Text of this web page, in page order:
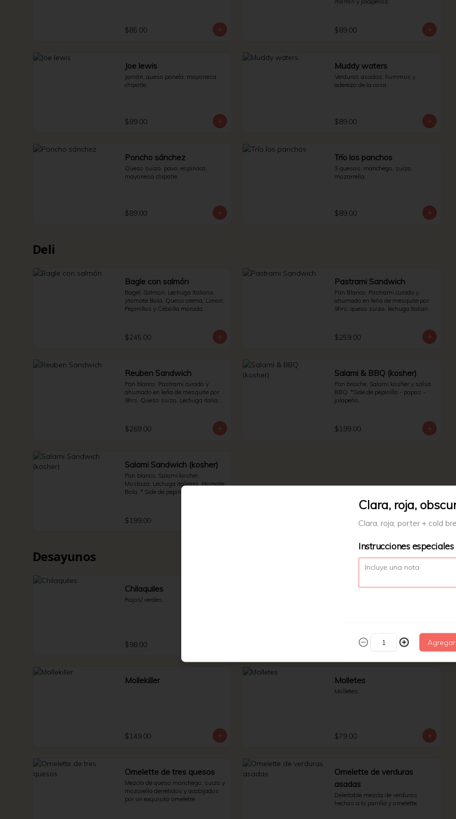
$85.00 $89.00
Joe lewis
Jamón, queso panela, mayonesa
chipotle.
$89.00
Muddy waters
Verduras asadas, hummus y
aderezo de la casa.
$89.00
Poncho sánchez
Queso suizo, pavo, espinaca,
mayonesa chipotle.
$89.00
Trío los panchos
3 quesos, manchego, suizo,
mozarrella.
$89.00
Deli
Bagle con salmón
Bagel, Salmon, Lechuga Italiana,
Jitomate Bola, Queso crema, Limon,
Pepinillos y Cebolla morada.
$245.00
Pastrami Sandwich
Pan Blanco, Pastrami curado y
ahumado en leña de mesquite por
9hrs, queso suizo, lechuga italiana
$259.00
Reuben Sandwich
Pan blanco, Pastrami curado y
ahumado en leña de mesquite por
9hrs, Queso suizo, Lechuga italiana
$269.00
Salami & BBQ (kosher)
Pan brioche, Salami kosher y salsa
BBQ. *Side de pepinillo - papas -
jalapeño.
$199.00
Salami Sandwich (kosher)
Pan blanco, Salami kosher,
Mostaza, Lechuga italiana, Jitomate
Bola. * Side de pepinillos - Papas -
$199.00
Desayunos
Chilaquiles
Rojos/ verdes.
$98.00
Huevos rancheros
Mollekiller
$149.00
Molletes
Molletes.
$79.00
Omelette de tres quesos
Mezcla de queso manchego, suizo y
mozarella derretidos y acobijados
por un exquisito omelette.
Omelette de verduras
asadas
Deleitable mezcla de verduras
hechas a la parrilla y omelette.
Clara, roja,
Clara, roja, porter + cold
Instrucciones especiales
Agregar